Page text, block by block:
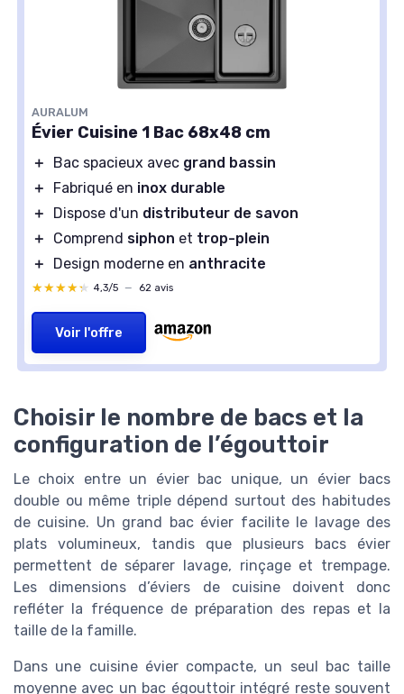
AURALUM
Évier Cuisine 1 Bac 68x48 cm
＋ Bac spacieux avec grand bassin
＋
Fabriqué en inox durable
＋
Dispose d'un distributeur de savon
＋
Comprend siphon et trop-plein
＋
Design moderne en anthracite
★★★★★
★★★★★ 4,3/5 — 62 avis
Voir l'offre
Choisir le nombre de bacs et la
configuration de l’égouttoir
Le choix entre un évier bac unique, un évier bacs
double ou même triple dépend surtout des habitudes
de cuisine. Un grand bac évier facilite le lavage des
plats volumineux, tandis que plusieurs bacs évier
permettent de séparer lavage, rinçage et trempage.
Les dimensions d’éviers de cuisine doivent donc
refléter la fréquence de préparation des repas et la
taille de la famille.
Dans une cuisine évier compacte, un seul bac taille
moyenne avec un bac égouttoir intégré reste souvent